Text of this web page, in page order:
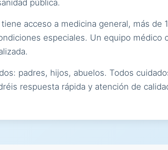
pública.
acceso a medicina general, más de
especiales. Un equipo médico
padres, hijos, abuelos. Todos
respuesta rápida y atención de